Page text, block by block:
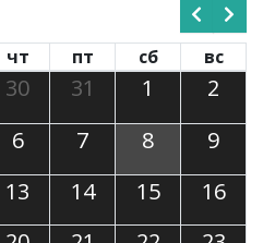
чт пт сб вс
30 31 1
2
6 7 8
9
13 14 15
16